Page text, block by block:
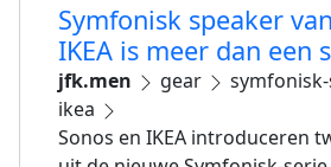
Symfonisk speaker
IKEA is meer dan een
jfk.men gear
ikea
Sonos en IKEA introduceren